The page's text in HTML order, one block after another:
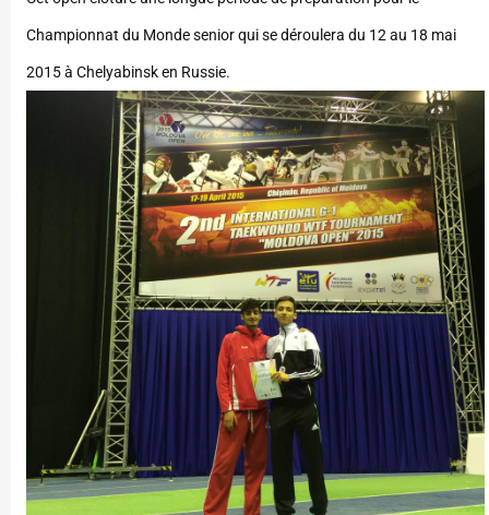
Championnat du Monde senior qui se déroulera du 12 au 18 mai
2015 à Chelyabinsk en Russie.